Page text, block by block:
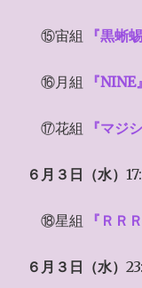
⑮宙組 『黒蜥蜴
⑯月組 『NINE』
⑰花組 『マジ
６月３日（水）
⑱星組 『ＲＲＲ
６月３日（水）